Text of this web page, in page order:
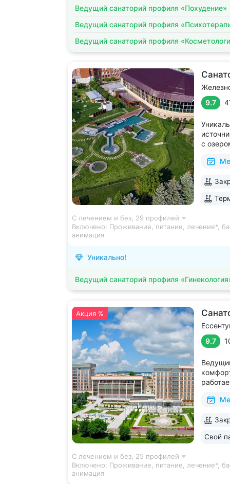
Ведущий санаторий профиля «Похудение»
Ведущий санаторий профиля
Ведущий санаторий профиля
9.7
с
зал,
С лечением и без, 29 профилей
Включено: Проживание, питание, лечение*,
анимация
Уникально!
Ведущий санаторий профиля
Акция %
9.7
с
есть
Свой
С лечением и без, 25 профилей
Включено: Проживание, питание, лечение*,
анимация